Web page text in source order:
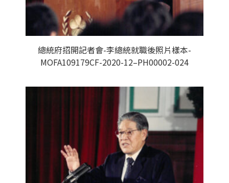
總統府招開記者會-李總統就職後照片樣本-
MOFA109179CF-2020-12–PH00002-024